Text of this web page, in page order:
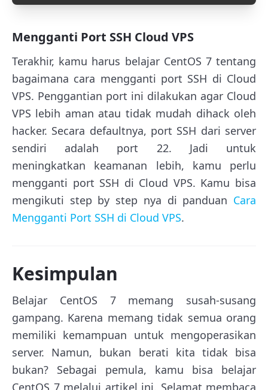
Mengganti Port SSH Cloud VPS
Terakhir, kamu harus belajar CentOS 7 tentang
bagaimana cara mengganti port SSH di Cloud
VPS. Penggantian port ini dilakukan agar Cloud
VPS lebih aman atau tidak mudah dihack oleh
hacker. Secara defaultnya, port SSH dari server
sendiri adalah port 22. Jadi untuk
meningkatkan keamanan lebih, kamu perlu
mengganti port SSH di Cloud VPS. Kamu bisa
mengikuti step by step nya di panduan Cara
Mengganti Port SSH di Cloud VPS.
Kesimpulan
Belajar CentOS 7 memang susah-susang
gampang. Karena memang tidak semua orang
memiliki kemampuan untuk mengoperasikan
server. Namun, bukan berati kita tidak bisa
bukan? Sebagai pemula, kamu bisa belajar